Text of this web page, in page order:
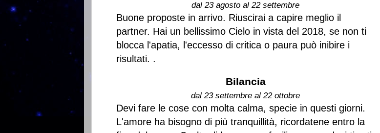
dal 23 agosto al 22 settembre
Buone proposte in arrivo. Riuscirai a capire meglio il
partner. Hai un bellissimo Cielo in vista del 2018, se non ti
blocca l'apatia, l'eccesso di critica o paura può inibire i
risultati. .
Bilancia
dal 23 settembre al 22 ottobre
Devi fare le cose con molta calma, specie in questi giorni.
L'amore ha bisogno di più tranquillità, ricordatene entro la